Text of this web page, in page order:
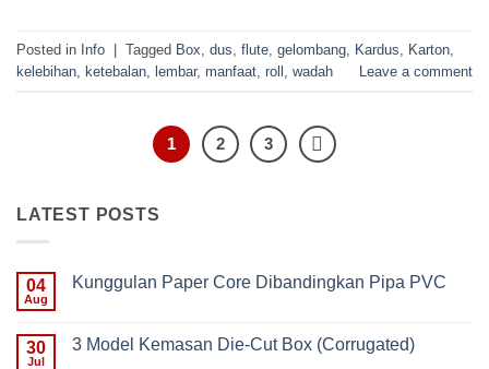
Posted in Info Tagged Box dus flute gelombang Kardus Karton
kelebihan
ketebalan lembar, manfaat roll wadah Leave a comment
1 2 3
LATEST POSTS
04
Aug
Kunggulan Paper Core Dibandingkan Pipa PVC
Kunggulan
30
Jul
3 Model Kemasan Die-Cut Box (Corrugated)